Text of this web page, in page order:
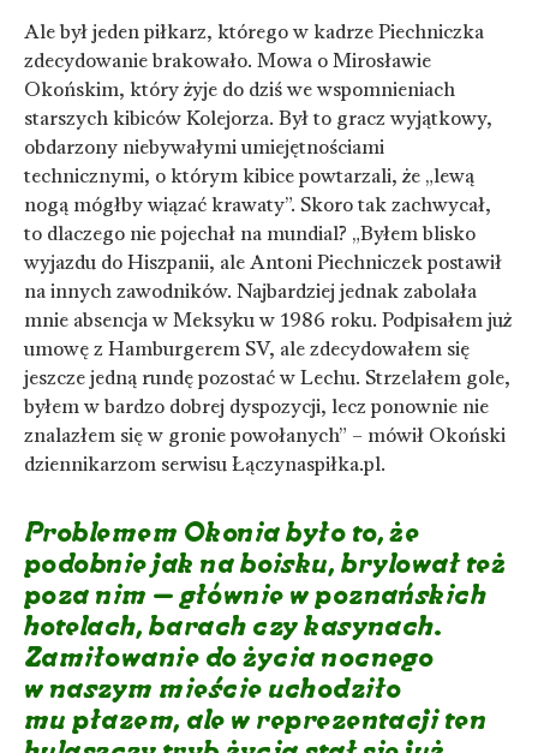
Ale był jeden piłkarz, którego w kadrze Piechniczka
zdecydowanie brakowało. Mowa o Mirosławie
Okońskim, który żyje do dziś we wspomnieniach
starszych kibiców Kolejorza. Był to gracz wyjątkowy,
obdarzony niebywałymi umiejętnościami
technicznymi, o którym kibice powtarzali, że „lewą
nogą mógłby wiązać krawaty”. Skoro tak zachwycał,
to dlaczego nie pojechał na mundial? „Byłem blisko
wyjazdu do Hiszpanii, ale Antoni Piechniczek postawił
na innych zawodników. Najbardziej jednak zabolała
mnie absencja w Meksyku w 1986 roku. Podpisałem już
umowę z Hamburgerem SV, ale zdecydowałem się
jeszcze jedną rundę pozostać w Lechu. Strzelałem gole,
byłem w bardzo dobrej dyspozycji, lecz ponownie nie
znalazłem się w gronie powołanych” – mówił Okoński
dziennikarzom serwisu Łączynaspiłka.pl.
Problemem Okonia było to, że
podobnie jak na boisku, brylował też
poza nim – głównie w poznańskich
hotelach, barach czy kasynach.
Zamiłowanie do życia nocnego
w naszym mieście uchodziło
mu płazem, ale w reprezentacji ten